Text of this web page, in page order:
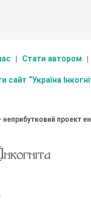
Стати автором
сайт “Україна
неприбутковий проект